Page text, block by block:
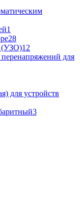
1
28
(УЗО)12
для
для устройств
3